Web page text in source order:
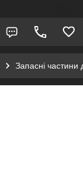
Запасні частини